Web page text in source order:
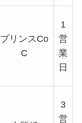
プリンスCo
C
1
営
業
日
3
営